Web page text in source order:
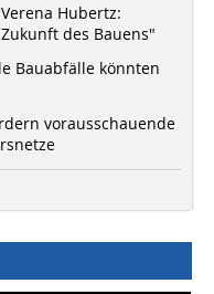
Hubertz:
des Bauens"
Bauabfälle könnten
vorausschauende